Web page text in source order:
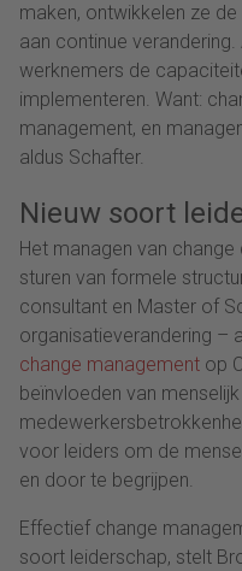
maken, ontwikkelen ze
aan continue
werknemers de
implementeren. Want:
management, en
aldus Schafter.
Nieuw soort
Het managen van
sturen van formele
consultant en Master of
organisatieverandering –
change management op
beïnvloeden van
voor leiders om de
en door te begrijpen.
Effectief change
soort leiderschap, stelt